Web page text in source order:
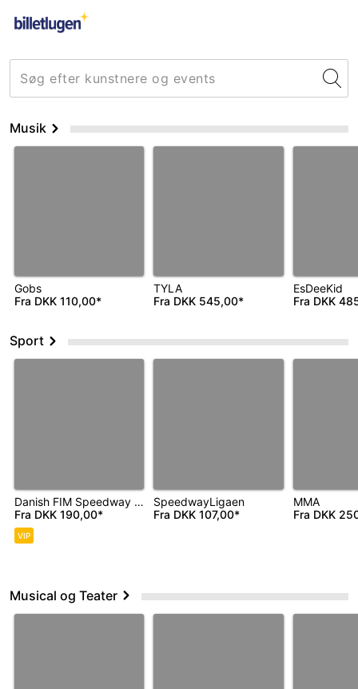
Musik
Gobs
Fra DKK 110,00*
TYLA
Fra DKK 545,00*
EsDeeKid
Fra DKK
Sport
Danish FIM Speedway Grand Prix
Fra DKK 190,00*
VIP
SpeedwayLigaen
Fra DKK 107,00*
MMA
Fra DKK
Musical og Teater